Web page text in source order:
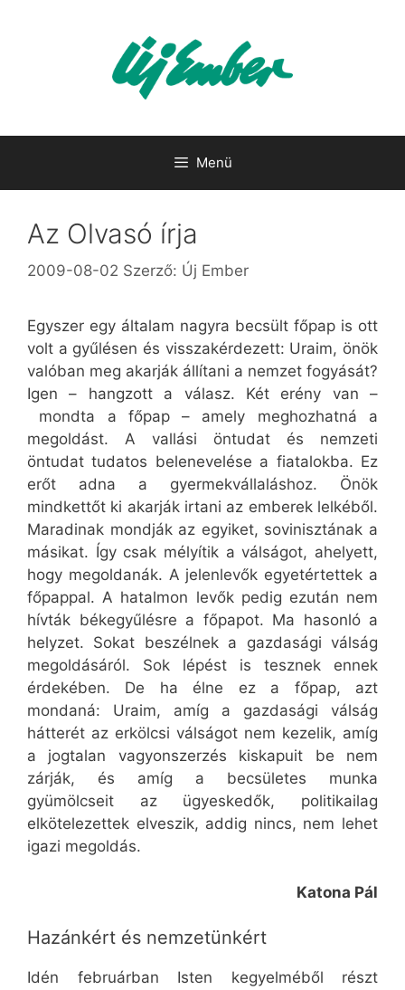
Menü
Az Olvasó írja
2009-08-02 Szerző: Új Ember
Egyszer egy általam nagyra becsült főpap is ott
volt a gyűlésen és visszakérdezett: Uraim, önök
valóban meg akarják állítani a nemzet fogyását?
Igen – hangzott a válasz. Két erény van –
mondta a főpap – amely meghozhatná a
megoldást. A vallási öntudat és nemzeti
öntudat tudatos belenevelése a fiatalokba. Ez
erőt adna a gyermekvállaláshoz. Önök
mindkettőt ki akarják irtani az emberek lelkéből.
Maradinak mondják az egyiket, sovinisztának a
másikat. Így csak mélyítik a válságot, ahelyett,
hogy megoldanák. A jelenlevők egyetértettek a
főpappal. A hatalmon levők pedig ezután nem
hívták békegyűlésre a főpapot. Ma hasonló a
helyzet. Sokat beszélnek a gazdasági válság
megoldásáról. Sok lépést is tesznek ennek
érdekében. De ha élne ez a főpap, azt
mondaná: Uraim, amíg a gazdasági válság
hátterét az erkölcsi válságot nem kezelik, amíg
a jogtalan vagyonszerzés kiskapuit be nem
zárják, és amíg a becsületes munka
gyümölcseit az ügyeskedők, politikailag
elkötelezettek elveszik, addig nincs, nem lehet
igazi megoldás.
Katona Pál
Hazánkért és nemzetünkért
Idén februárban Isten kegyelméből részt